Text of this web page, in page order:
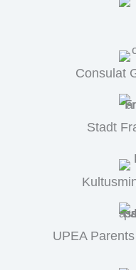
Consulat
Stadt
UPEA